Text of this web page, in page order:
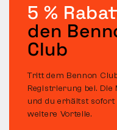
5 %
den
Club
Tritt dem Bennon
Registrierung bei.
und du erhältst sofort
weitere Vorteile.